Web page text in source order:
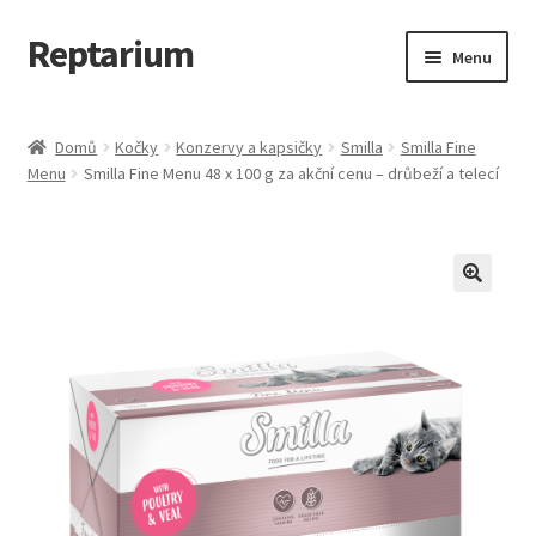
Přeskočit
na
Přejít
k
webu
Reptarium Menu
Košík
Pokladna
Vše pro kočky
Domů Kočky Konzervy a kapsičky Smilla
Smilla Fine
Menu
Smilla Fine Menu 48 x 100 g za akční cenu – drůbeží a telecí